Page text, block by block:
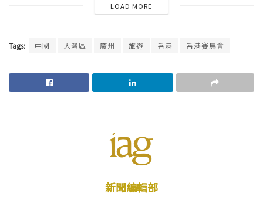
LOAD MORE
Tags: 中國 大灣區 廣州 旅遊 香港 香港賽馬會
新聞編輯部